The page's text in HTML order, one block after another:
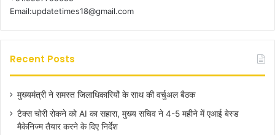
Email:updatetimes18@gmail.com
Recent Posts
मुख्यमंत्री ने समस्त जिलाधिकारियों के साथ की वर्चुअल बैठक
टैक्स चोरी रोकने को AI का सहारा, मुख्य सचिव ने 4-5 महीने में एआई बेस्ड
मैकेनिज्म तैयार करने के दिए निर्देश